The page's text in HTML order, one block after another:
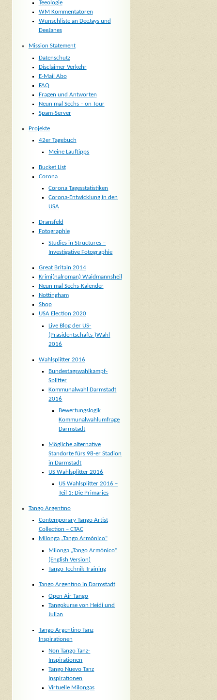
Teeologie
WM Kommentatoren
Wunschliste an DeeJays und
DeeJanes
Mission Statement
Datenschutz
Disclaimer Verkehr
E-Mail Abo
FAQ
Fragen und Antworten
Neun mal Sechs – on Tour
Spam-Server
Projekte
42er Tagebuch
Meine Lauftipps
Bucket List
Corona
Corona Tagesstatistiken
Corona-Entwicklung in den
USA
Dransfeld
Fotographie
Studies in Structures –
Investigative Fotographie
Great Britain 2014
Krimi(nalroman) Waidmannsheil
Neun mal Sechs-Kalender
Nottingham
Shop
USA Election 2020
Live Blog der US-
(Präsidentschafts-)Wahl
2016
Wahlsplitter 2016
Bundestagswahlkampf-
Splitter
Kommunalwahl Darmstadt
2016
Bewertungslogik
Kommunalwahlumfrage
Darmstadt
Mögliche alternative
Standorte fürs 98-er Stadion
in Darmstadt
US Wahlsplitter 2016
US Wahlsplitter 2016 –
Teil 1: Die Primaries
Tango Argentino
Contemporary Tango Artist
Collection – CTAC
Milonga „Tango Armónico“
Milonga „Tango Armónico“
(English Version)
Tango Technik Training
Tango Argentino in Darmstadt
Open Air Tango
Tangokurse von Heidi und
Julian
Tango Argentino Tanz
Inspirationen
Non Tango Tanz-
Inspirationen
Tango Nuevo Tanz
Inspirationen
Virtuelle Milongas